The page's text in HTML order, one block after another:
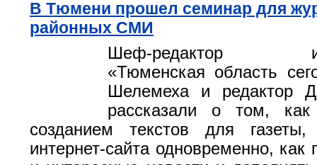
В Тюмени прошел семинар для
районных СМИ
Шеф-редактор
«Тюменская область
Шелемеха и редактор
рассказали о том, как
созданием текстов для
интернет-сайта одновременно, как